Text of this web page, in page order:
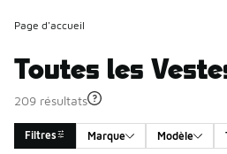
Page d'accueil
Toutes les
209 résultats
Filtres Marque Modèle